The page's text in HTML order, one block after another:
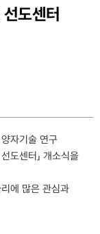
도센터
자기술 연구
도센터」 개소식을
에 많은 관심과